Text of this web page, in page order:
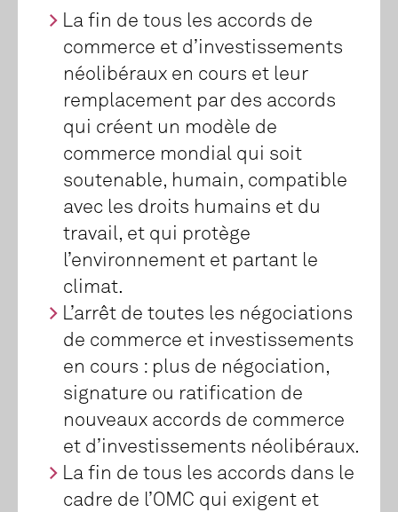
La fin de tous les accords de
commerce et d’investissements
néolibéraux en cours et leur
remplacement par des accords
qui créent un modèle de
commerce mondial qui soit
soutenable, humain, compatible
avec les droits humains et du
travail, et qui protège
l’environnement et partant le
climat.
L’arrêt de toutes les négociations
de commerce et investissements
en cours : plus de négociation,
signature ou ratification de
nouveaux accords de commerce
et d’investissements néolibéraux.
La fin de tous les accords dans le
cadre de l’OMC qui exigent et